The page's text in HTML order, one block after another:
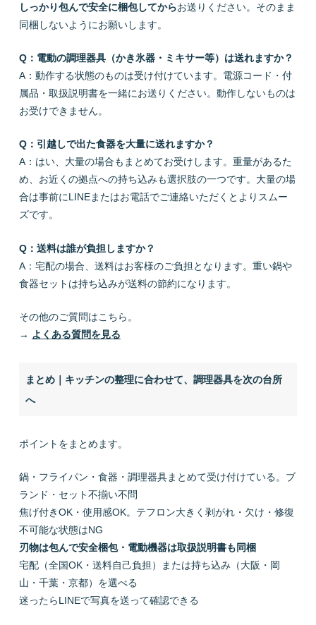
しっかり包んで安全に梱包してからお送りください。そのまま
同梱しないようにお願いします。
Q：電動の調理器具（かき氷器・ミキサー等）は送れますか？
A：動作する状態のものは受け付けています。電源コード・付
属品・取扱説明書を一緒にお送りください。動作しないものは
お受けできません。
Q：引越しで出た食器を大量に送れますか？
A：はい、大量の場合もまとめてお受けします。重量があるた
め、お近くの拠点への持ち込みも選択肢の一つです。大量の場
合は事前にLINEまたはお電話でご連絡いただくとよりスムー
ズです。
Q：送料は誰が負担しますか？
A：宅配の場合、送料はお客様のご負担となります。重い鍋や
食器セットは持ち込みが送料の節約になります。
その他のご質問はこちら。
→ よくある質問を見る
まとめ｜キッチンの整理に合わせて、調理器具を次の台所
へ
ポイントをまとめます。
鍋・フライパン・食器・調理器具まとめて受け付けている。ブ
ランド・セット不揃い不問
焦げ付きOK・使用感OK。テフロン大きく剥がれ・欠け・修復
不可能な状態はNG
刃物は包んで安全梱包・電動機器は取扱説明書も同梱
宅配（全国OK・送料自己負担）または持ち込み（大阪・岡
山・千葉・京都）を選べる
迷ったらLINEで写真を送って確認できる